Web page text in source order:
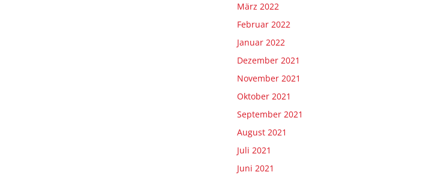
März 2022
Februar 2022
Januar 2022
Dezember 2021
November 2021
Oktober 2021
September 2021
August 2021
Juli 2021
Juni 2021